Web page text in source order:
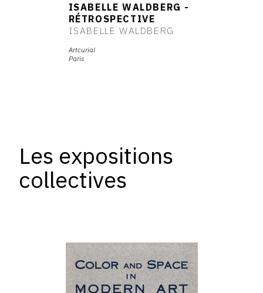
ISABELLE WALDBERG -
RÉTROSPECTIVE
ISABELLE WALDBERG
Artcurial
Paris
Les expositions
collectives